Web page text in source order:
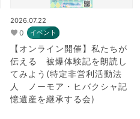
2026.07.22
0 イベント
【オンライン開催】私たちが
伝える 被爆体験記を朗読し
てみよう(特定非営利活動法
人 ノーモア・ヒバクシャ記
憶遺産を継承する会)